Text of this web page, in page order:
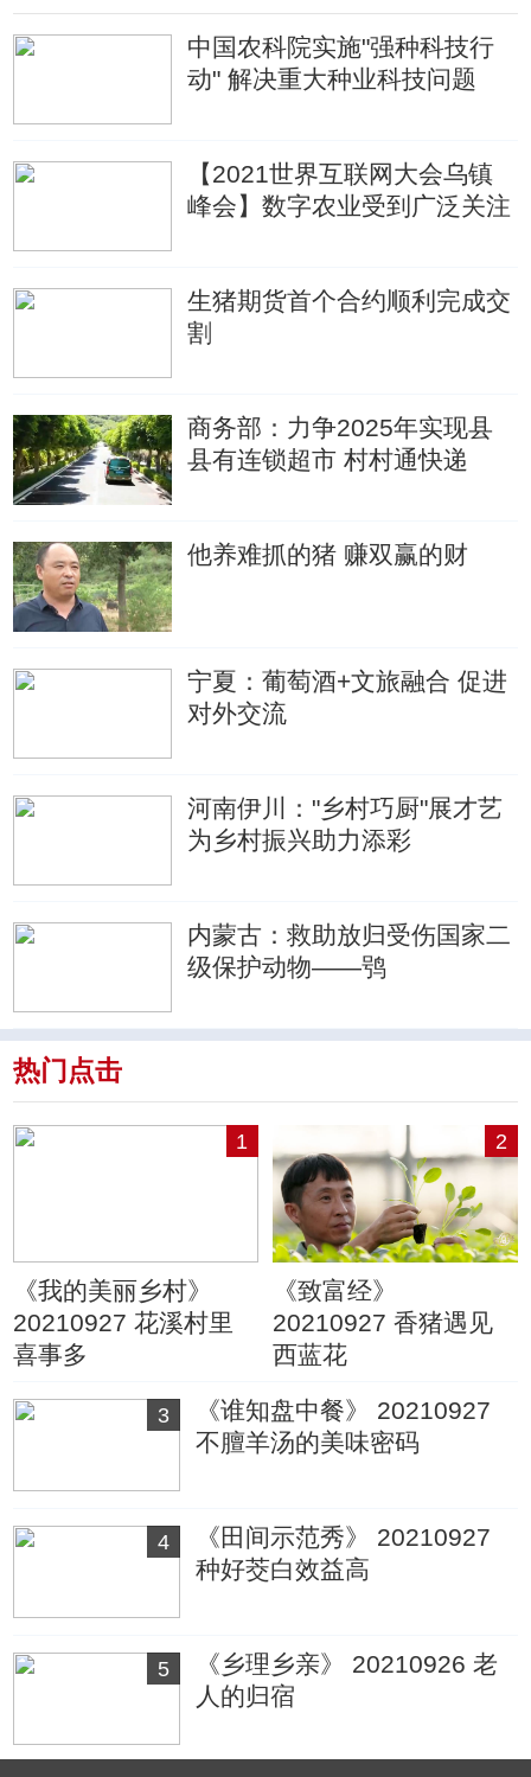
中国农科院实施"强种科技行
动" 解决重大种业科技问题
【2021世界互联网大会乌镇
峰会】数字农业受到广泛关注
生猪期货首个合约顺利完成交
割
商务部：力争2025年实现县
县有连锁超市 村村通快递
他养难抓的猪 赚双赢的财
宁夏：葡萄酒+文旅融合 促进
对外交流
河南伊川："乡村巧厨"展才艺
为乡村振兴助力添彩
内蒙古：救助放归受伤国家二
级保护动物——鸮
热门点击
1
《我的美丽乡村》
20210927 花溪村里
喜事多
2
《致富经》
20210927 香猪遇见
西蓝花
3
《谁知盘中餐》 20210927
不膻羊汤的美味密码
4
《田间示范秀》 20210927
种好茭白效益高
5
《乡理乡亲》 20210926 老
人的归宿